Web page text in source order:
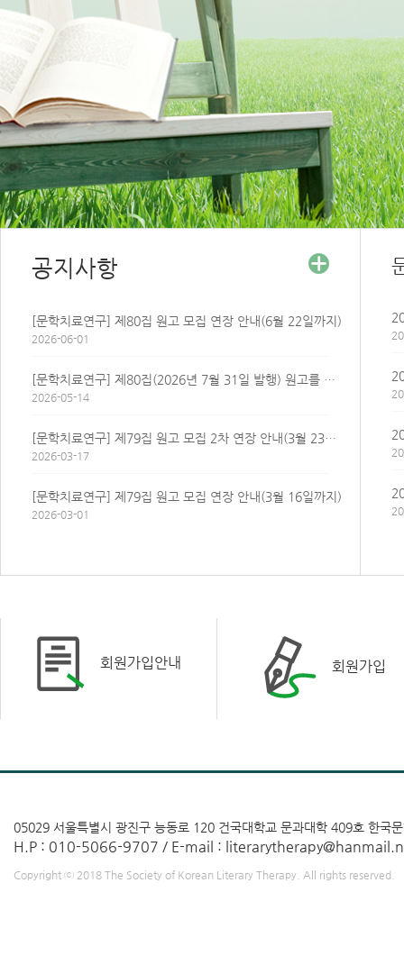
공지사항
[문학치료연구] 제80집 원고 모집 연장 안내(6월 22일까지)
2026-06-01
[문학치료연구] 제80집(2026년 7월 31일 발행) 원고를 모집합니다
2026-05-14
[문학치료연구] 제79집 원고 모집 2차 연장 안내(3월 23일까지)
2026-03-17
[문학치료연구] 제79집 원고 모집 연장 안내(3월 16일까지)
2026-03-01
회원가입안내 회원가입
05029 서울특별시 광진구 능동로 120 건국대학교 문과대학 409호 한국
H.P : 010-5066-9707 / E-mail :
Copyright ⓒ 2018 The Society of Korean Literary Therapy. All rights reserved.